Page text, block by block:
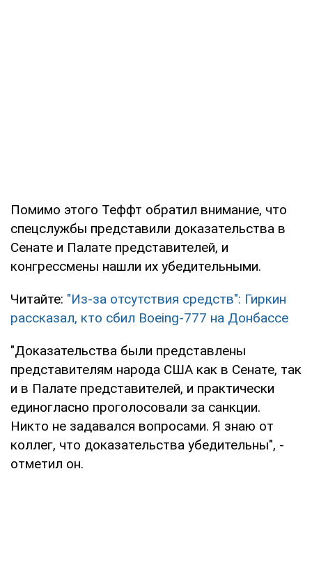
Помимо этого Теффт обратил внимание, что
спецслужбы представили доказательства в
Сенате и Палате представителей, и
конгрессмены нашли их убедительными.
Читайте: "Из-за отсутствия средств": Гиркин
рассказал, кто сбил Boeing-777 на Донбассе
"Доказательства были представлены
представителям народа США как в Сенате, так
и в Палате представителей, и практически
единогласно проголосовали за санкции.
Никто не задавался вопросами. Я знаю от
коллег, что доказательства убедительны", -
отметил он.